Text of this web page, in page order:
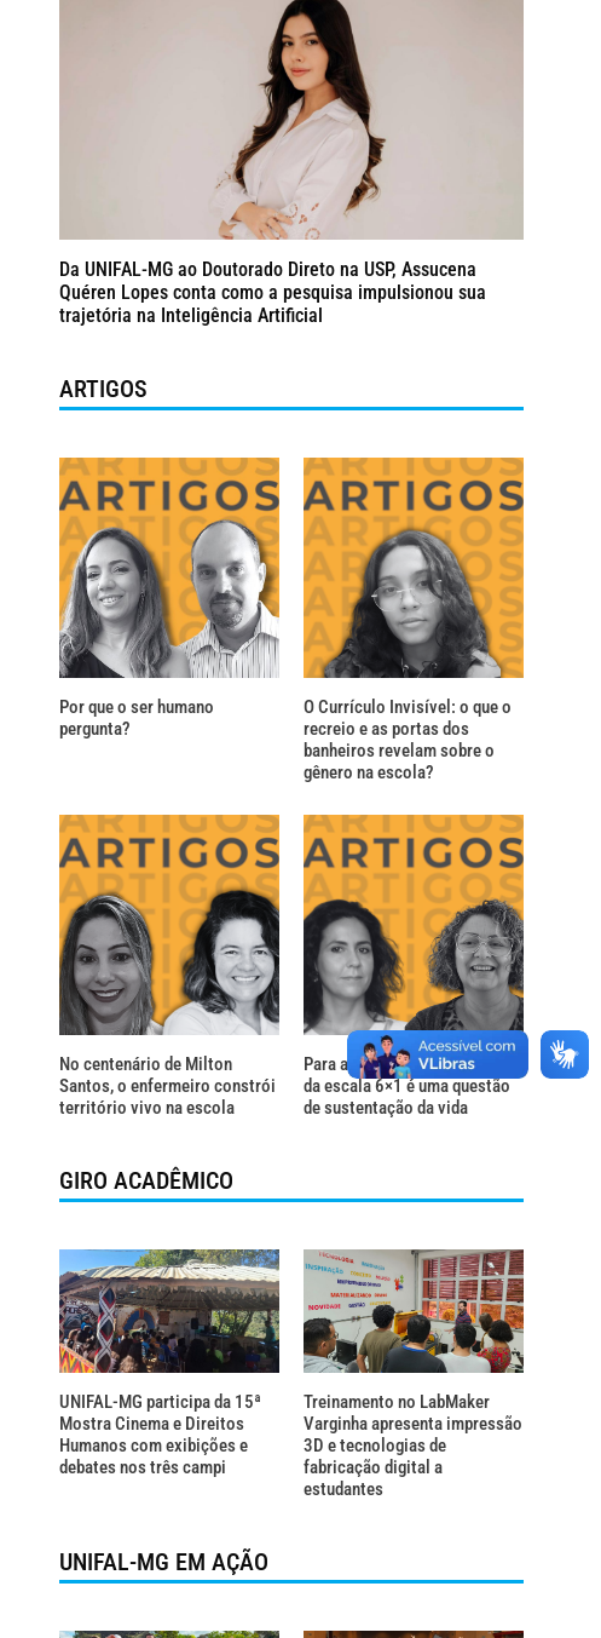
Da UNIFAL-MG ao Doutorado Direto na USP, Assucena
Quéren Lopes conta como a pesquisa impulsionou sua
trajetória na Inteligência Artificial
ARTIGOS
Por que o ser humano
pergunta?
O Currículo Invisível: o que o
recreio e as portas dos
banheiros revelam sobre o
gênero na escola?
No centenário de Milton
Santos, o enfermeiro constrói
território vivo na escola
Para além do descanso: o fim
da escala 6×1 é uma questão
de sustentação da vida
GIRO ACADÊMICO
UNIFAL-MG participa da 15ª
Mostra Cinema e Direitos
Humanos com exibições e
debates nos três campi
Treinamento no LabMaker
Varginha apresenta impressão
3D e tecnologias de
fabricação digital a
estudantes
UNIFAL-MG EM AÇÃO